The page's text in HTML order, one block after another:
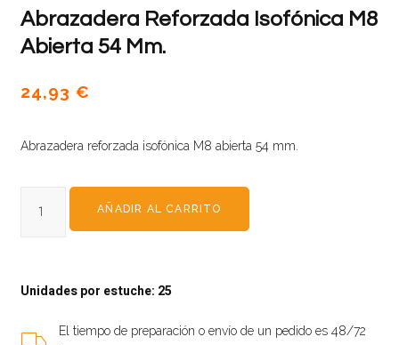
Abrazadera Reforzada Isofónica M8
Abierta 54 Mm.
24,93€
Abrazadera reforzada isofónica M8 abierta 54 mm.
AÑADIR AL CARRITO
Unidades por estuche: 25
El tiempo de preparación o envío de un pedido es 48/72